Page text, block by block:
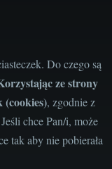
Do czego są
ze strony
(cookies), zgodnie z
chce Pan/i, może
tak aby nie pobierała